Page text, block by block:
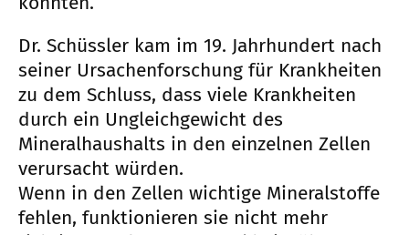
Dr. Schüssler kam im 19. Jahrhundert nach
seiner Ursachenforschung für Krankheiten
zu dem Schluss, dass viele Krankheiten
durch ein Ungleichgewicht des
Mineralhaushalts in den einzelnen Zellen
verursacht würden.
Wenn in den Zellen wichtige Mineralstoffe
fehlen, funktionieren sie nicht mehr